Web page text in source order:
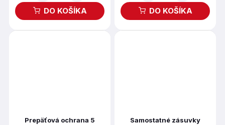
DO KOŠÍKA DO KOŠÍKA
Prepäťová ochrana 5 Samostatné zásuvky